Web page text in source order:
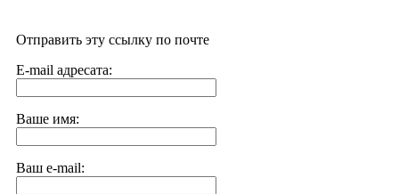
Отправить эту ссылку по почте
E-mail адресата:
Ваше имя:
Ваш e-mail: